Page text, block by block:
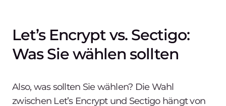
Let’s Encrypt vs. Sectigo:
Was Sie wählen sollten
Also, was sollten Sie wählen? Die Wahl
zwischen Let’s Encrypt und Sectigo hängt von